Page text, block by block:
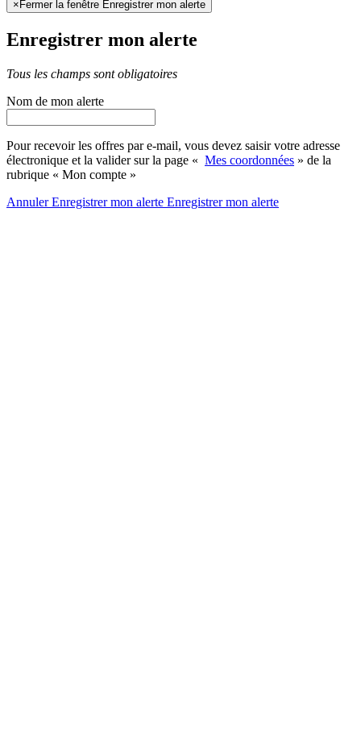
× Fermer la fenêtre Enregistrer mon alerte
Enregistrer mon alerte
Tous les champs sont obligatoires
Nom de mon alerte
Pour recevoir les offres par e-mail, vous devez saisir votre adresse
électronique et la valider sur la page « Mes coordonnées » de la
rubrique « Mon compte »
AnnulerEnregistrer mon alerte Enregistrermon alerte